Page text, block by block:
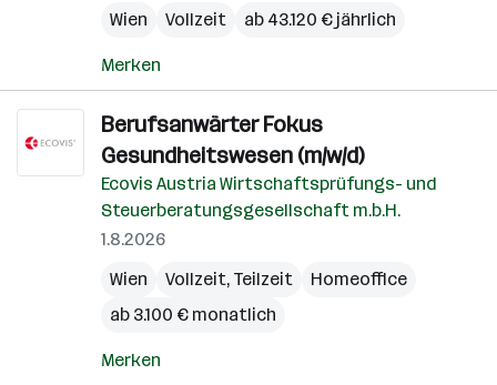
Wien
Vollzeit ab 43.120 € jährlich
Merken
Berufsanwärter Fokus
Gesundheitswesen (m/w/d)
Ecovis Austria Wirtschaftsprüfungs- und
Steuerberatungsgesellschaft m.b.H.
1.8.2026
Wien
Vollzeit, Teilzeit
Homeoffice
ab 3.100 € monatlich
Merken